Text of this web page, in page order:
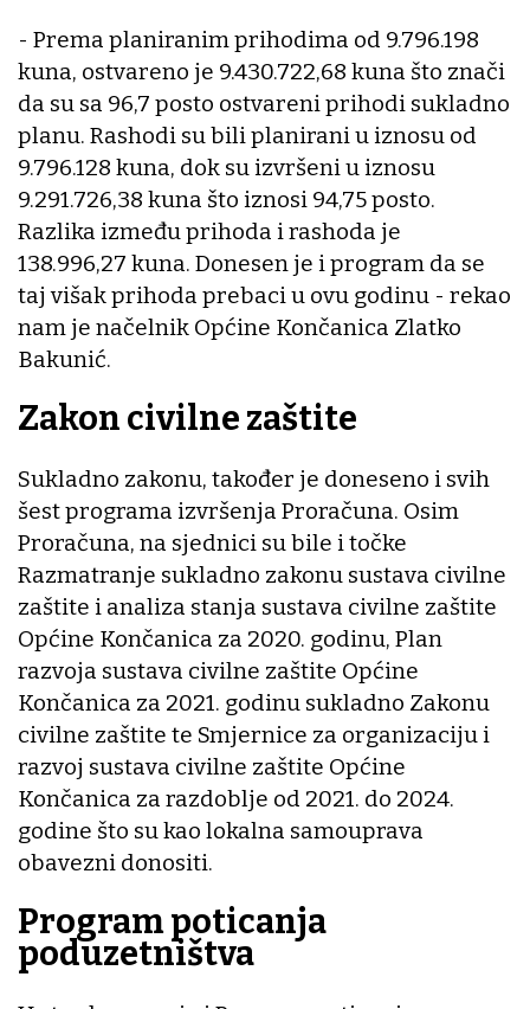
- Prema planiranim prihodima od 9.796.198
kuna, ostvareno je 9.430.722,68 kuna što znači
da su sa 96,7 posto ostvareni prihodi sukladno
planu. Rashodi su bili planirani u iznosu od
9.796.128 kuna, dok su izvršeni u iznosu
9.291.726,38 kuna što iznosi 94,75 posto.
Razlika između prihoda i rashoda je
138.996,27 kuna. Donesen je i program da se
taj višak prihoda prebaci u ovu godinu - rekao
nam je načelnik Općine Končanica Zlatko
Bakunić.
Zakon civilne zaštite
Sukladno zakonu, također je doneseno i svih
šest programa izvršenja Proračuna. Osim
Proračuna, na sjednici su bile i točke
Razmatranje sukladno zakonu sustava civilne
zaštite i analiza stanja sustava civilne zaštite
Općine Končanica za 2020. godinu, Plan
razvoja sustava civilne zaštite Općine
Končanica za 2021. godinu sukladno Zakonu
civilne zaštite te Smjernice za organizaciju i
razvoj sustava civilne zaštite Općine
Končanica za razdoblje od 2021. do 2024.
godine što su kao lokalna samouprava
obavezni donositi.
Program poticanja
poduzetništva